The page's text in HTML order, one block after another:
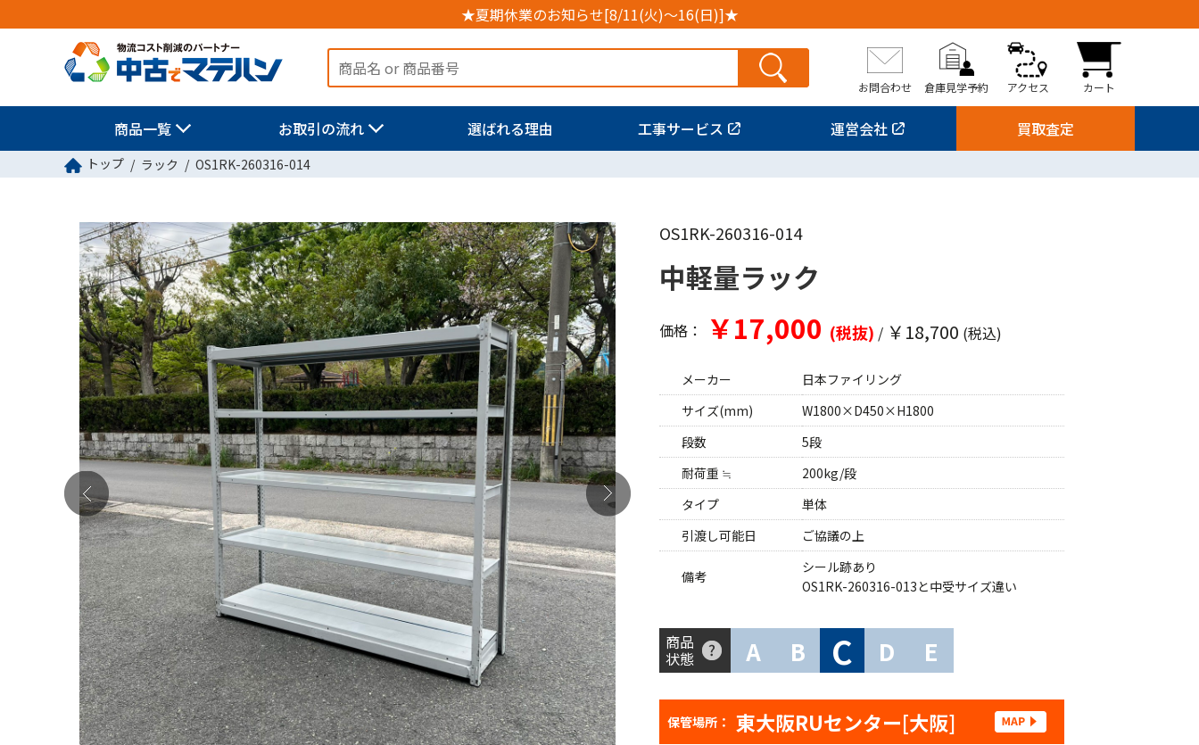
★夏期休業のお知らせ[8/11(火)～16(日)]★
お問合わせ 倉庫見学予約 アクセス カート
商品一覧 お取引の流れ 選ばれる理由 工事サービス 運営会社 買取査定
トップ ラック OS1RK-260316-014
OS1RK-260316-014
中軽量ラック
価格： ￥17,000 (税抜) / ￥18,700 (税込)
メーカー
日本ファイリング
サイズ(mm)
W1800×D450×H1800
段数
5段
耐荷重 ≒
200kg/段
タイプ
単体
引渡し可能日
ご協議の上
備考
シール跡あり
OS1RK-260316-013と中受サイズ違い
商品
状態 A B C D E
保管場所： 東大阪RUセンター[大阪]